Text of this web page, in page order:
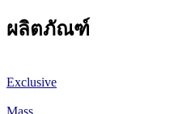
ผลิตภัณฑ์
Exclusive
Mass